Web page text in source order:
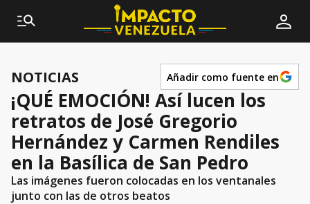
NOTICIAS Añadir como fuente en
¡QUÉ EMOCIÓN! Así lucen los
retratos de José Gregorio
Hernández y Carmen Rendiles
en la Basílica de San Pedro
Las imágenes fueron colocadas en los ventanales
junto con las de otros beatos